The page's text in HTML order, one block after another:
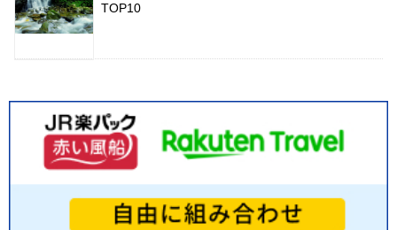
TOP10